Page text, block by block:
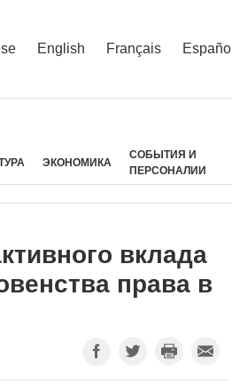
English Français Español
ЭКОНОМИКА
СОБЫТИЯ И
ПЕРСОНАЛИИ
вклада
права в